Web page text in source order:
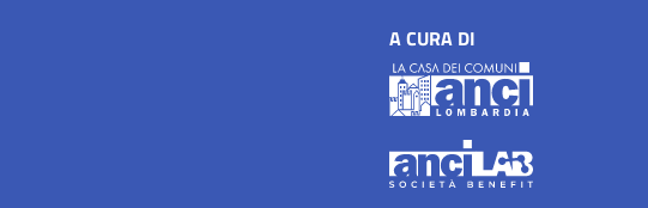
A CURA DI